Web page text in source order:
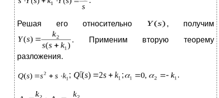
Решая его относительно
, получим
. Применим вторую теорему
разложения.
; ; .